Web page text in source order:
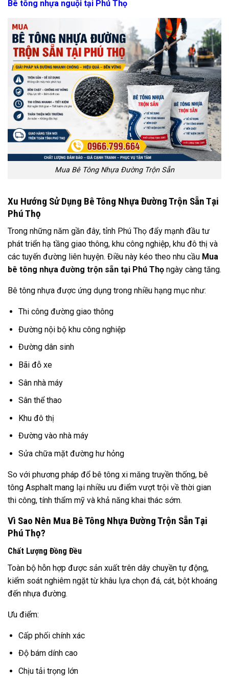
Bê tông nhựa nguội tại Phú Thọ
Mua Bê Tông Nhựa Đường Trộn Sẵn
Xu Hướng Sử Dụng Bê Tông Nhựa Đường Trộn Sẵn Tại
Phú Thọ
Trong những năm gần đây, tỉnh Phú Thọ đẩy mạnh đầu tư
phát triển hạ tầng giao thông, khu công nghiệp, khu đô thị và
các tuyến đường liên huyện. Điều này kéo theo nhu cầu Mua
bê tông nhựa đường trộn sẵn tại Phú Thọ ngày càng tăng.
Bê tông nhựa được ứng dụng trong nhiều hạng mục như:
Thi công đường giao thông
Đường nội bộ khu công nghiệp
Đường dân sinh
Bãi đỗ xe
Sân nhà máy
Sân thể thao
Khu đô thị
Đường vào nhà máy
Sửa chữa mặt đường hư hỏng
So với phương pháp đổ bê tông xi măng truyền thống, bê
tông Asphalt mang lại nhiều ưu điểm vượt trội về thời gian
thi công, tính thẩm mỹ và khả năng khai thác sớm.
Vì Sao Nên Mua Bê Tông Nhựa Đường Trộn Sẵn Tại
Phú Thọ?
Chất Lượng Đồng Đều
Toàn bộ hỗn hợp được sản xuất trên dây chuyền tự động,
kiểm soát nghiêm ngặt từ khâu lựa chọn đá, cát, bột khoáng
đến nhựa đường.
Ưu điểm:
Cấp phối chính xác
Độ bám dính cao
Chịu tải trọng lớn